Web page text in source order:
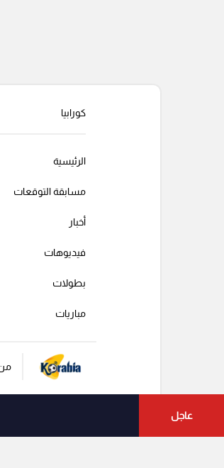
عاجل
كورابيا
الرئيسية
مسابقة التوقعات
أخبار
فيديوهات
بطولات
مباريات